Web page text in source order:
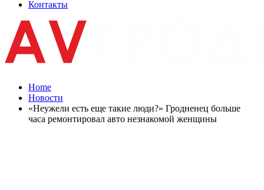
Контакты
Home
Новости
«Неужели есть еще такие люди?» Гродненец больше
часа ремонтировал авто незнакомой женщины